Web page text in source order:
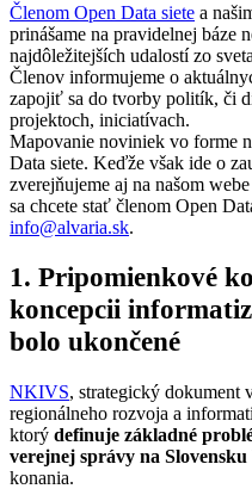
Členom Open Data siete a
prinášame na pravidelnej báze
najdôležitejších udalostí zo
Členov informujeme o
zapojiť sa do tvorby politík, či
projektoch, iniciatívach.
Mapovanie noviniek vo forme
Data siete. Keďže však ide o
zverejňujeme aj na našom
sa chcete stať členom Open
info@alvaria.sk.
1. Pripomienkové
koncepcii
bolo ukončené
NKIVS, strategický dokument
regionálneho rozvoja a
ktorý definuje základné
verejnej správy na Slovensku
konania.